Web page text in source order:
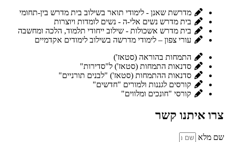
מדרשת שאנן - לימודי תואר בשילוב בית מדרש בין-תחומי
בית מדרש נשים אלי-ה - נשים לומדות ויוצרות
בית מדרש אשכולות - שילוב ייחודי תלמוד, הלכה ומחשבה
עורי צפון – לימודי מדרשה בשילוב לימודים אקדמיים
התמחות בהוראה (סטאז')
סדנאות התמחות (סטאז') ל"סדירות"
סדנאות ההתמחות (סטאז') "לבנים תורניים"
קורסים לגננות ולמורים "חדשים"
קורסי "חונכים ומלווים"
צרו איתנו קשר
שם מלא